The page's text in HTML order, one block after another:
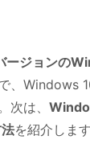
ージョンの
、Windows
次は、
を紹介します